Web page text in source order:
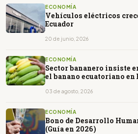
ECONOMÍA
Vehículos eléctricos
Ecuador
20 de junio, 2026
ECONOMÍA
Sector bananero insiste
el banano ecuatoriano en
03 de agosto, 2026
ECONOMÍA
Bono de Desarrollo
(Guía en 2026)